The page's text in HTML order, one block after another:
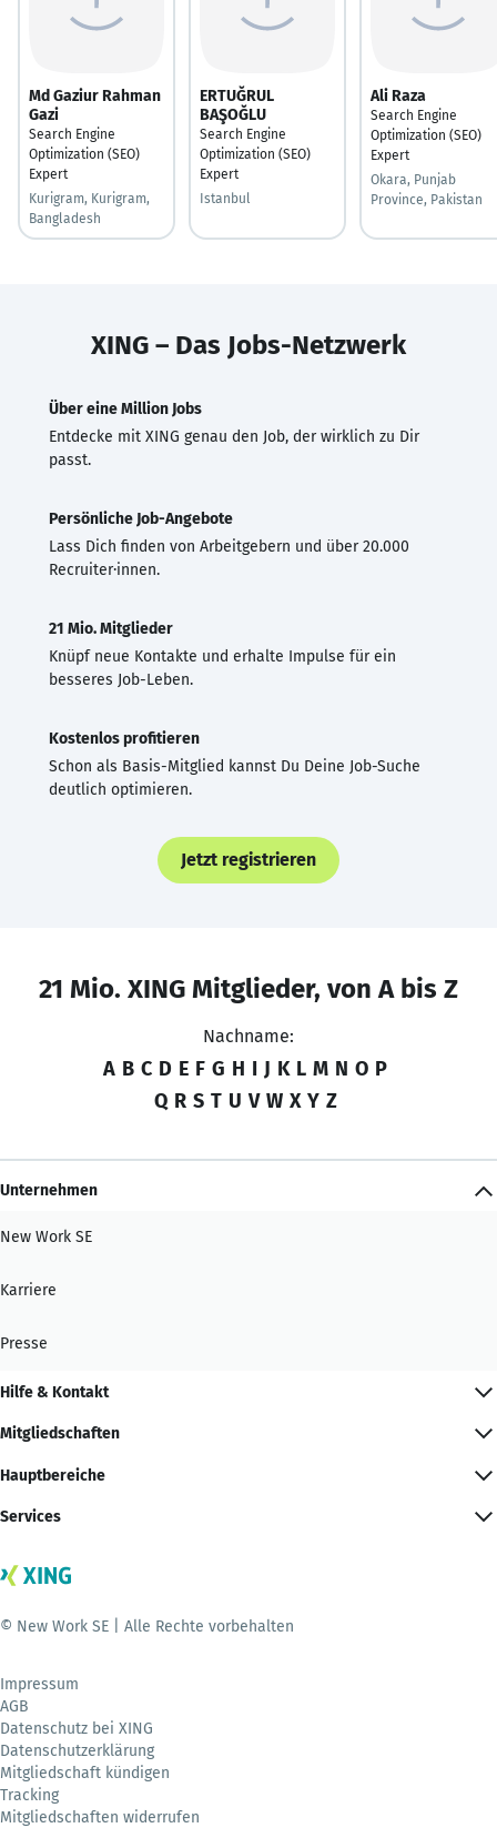
Md Gaziur Rahman
Gazi
Search Engine
Optimization (SEO)
Expert
Kurigram, Kurigram,
Bangladesh
ERTUĞRUL
BAŞOĞLU
Search Engine
Optimization (SEO)
Expert
Istanbul
Ali Raza
Search Engine
Optimization (SEO)
Expert
Okara, Punjab
Province, Pakistan
XING – Das Jobs-Netzwerk
Über eine Million Jobs
Entdecke mit XING genau den Job, der wirklich zu Dir
passt.
Persönliche Job-Angebote
Lass Dich finden von Arbeitgebern und über 20.000
Recruiter·innen.
21 Mio. Mitglieder
Knüpf neue Kontakte und erhalte Impulse für ein
besseres Job-Leben.
Kostenlos profitieren
Schon als Basis-Mitglied kannst Du Deine Job-Suche
deutlich optimieren.
Jetzt registrieren
21 Mio. XING Mitglieder, von A bis Z
Nachname:
A B C D E F G H I J K L M N O P
Q R S T U V W X Y Z
Unternehmen
New Work SE
Karriere
Presse
Hilfe & Kontakt
Mitgliedschaften
Hauptbereiche
Services
© New Work SE | Alle Rechte vorbehalten
Impressum
AGB
Datenschutz bei XING
Datenschutzerklärung
Mitgliedschaft kündigen
Tracking
Mitgliedschaften widerrufen